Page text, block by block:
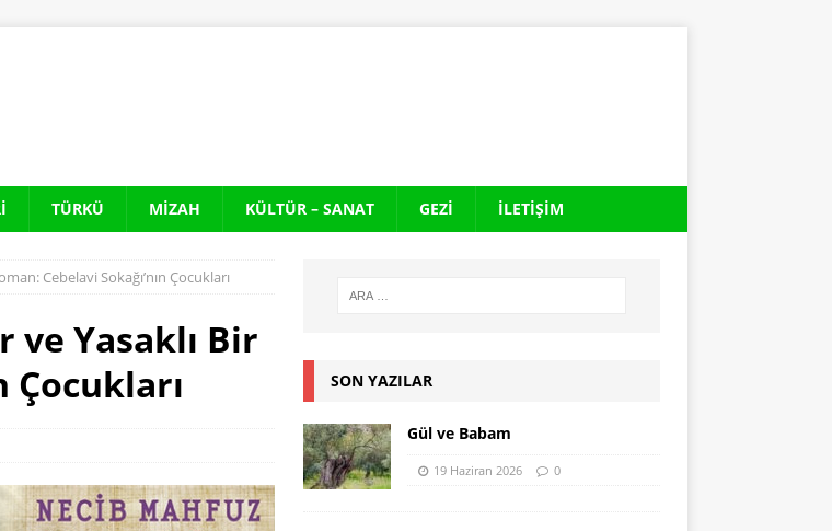
TÜRKÜ MIZAH KÜLTÜR – SANAT GEZI İLETIŞIM
Cebelavi Sokağı’nın Çocukları
Yasaklı Bir
Çocukları
SON YAZILAR
Gül ve Babam
19 Haziran 2026 0